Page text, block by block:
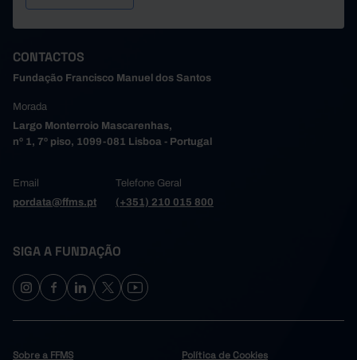
CONTACTOS
Fundação Francisco Manuel dos Santos
Morada
Largo Monterroio Mascarenhas,
nº 1, 7º piso, 1099-081 Lisboa - Portugal
Email
pordata@ffms.pt
Telefone Geral
(+351) 210 015 800
SIGA A FUNDAÇÃO
Sobre a FFMS Política de Cookies